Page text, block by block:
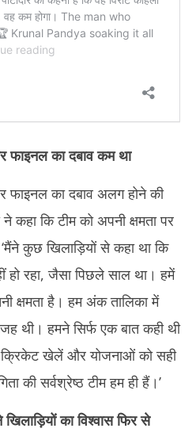
फाइनल का दबाव कम था
फाइनल का दबाव अलग होने की
कहा कि टीम को अपनी क्षमता पर
कुछ खिलाड़ियों से कहा था कि
हो रहा, जैसा पिछले साल था। हमें
क्षमता है। हम अंक तालिका में
थी। हमने सिर्फ एक बात कही थी
क्रिकेट खेलें और योजनाओं को सही
की सर्वश्रेष्ठ टीम हम ही हैं।’
का विश्वास फिर से